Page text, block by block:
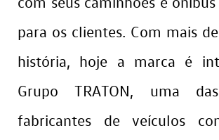
para os clientes. Com mais
história, hoje a marca é
Grupo TRATON, uma
fabricantes de veículos